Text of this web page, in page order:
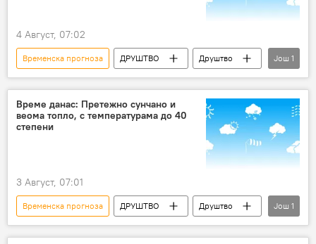
4 Август, 07:02
Временска прогноза ДРУШТВО
Друштво
Србија – друштво
Још 1
Време данас: Претежно сунчано и
веома топло, с температурама до 40
степени
3 Август, 07:01
Временска прогноза ДРУШТВО
Друштво
Србија – друштво
Још 1